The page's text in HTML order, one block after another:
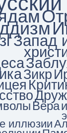
Запад
Зикр
Вера
иллюзии